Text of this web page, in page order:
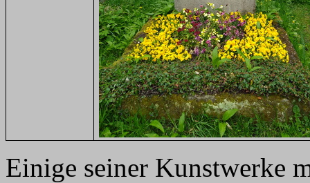
Einige seiner Kunstwerke